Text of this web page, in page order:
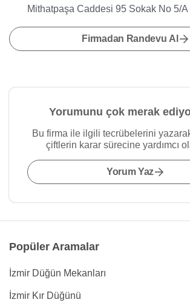
Mithatpaşa Caddesi 95 Sokak No 5/
Firmadan Randevu Al
Yorumunu çok merak
Bu firma ile ilgili tecrübelerini
çiftlerin karar sürecine yardımcı
Yorum Yaz
Popüler Aramalar
İzmir Düğün Mekanları
İzmir Kır Düğünü